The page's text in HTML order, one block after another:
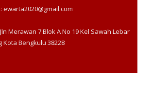
ewarta2020@gmail.com
7 Blok A No 19 Kel Sawah Lebar
Kota Bengkulu 38228